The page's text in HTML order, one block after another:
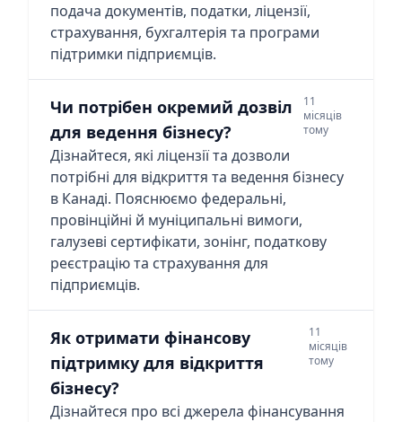
подача документів, податки, ліцензії,
страхування, бухгалтерія та програми
підтримки підприємців.
Чи потрібен окремий дозвіл
для ведення бізнесу?
11
місяців
тому
Дізнайтеся, які ліцензії та дозволи
потрібні для відкриття та ведення бізнесу
в Канаді. Пояснюємо федеральні,
провінційні й муніципальні вимоги,
галузеві сертифікати, зонінг, податкову
реєстрацію та страхування для
підприємців.
Як отримати фінансову
підтримку для відкриття
бізнесу?
11
місяців
тому
Дізнайтеся про всі джерела фінансування